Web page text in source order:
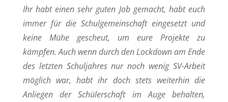
Ihr habt einen sehr guten Job gemacht, habt euch
immer für die Schulgemeinschaft eingesetzt und
keine Mühe gescheut, um eure Projekte zu
kämpfen. Auch wenn durch den Lockdown am Ende
des letzten Schuljahres nur noch wenig SV-Arbeit
möglich war, habt ihr doch stets weiterhin die
Anliegen der Schülerschaft im Auge behalten,